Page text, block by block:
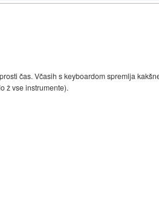
čas. Včasih s keyboardom spremlja
ž vse instrumente).